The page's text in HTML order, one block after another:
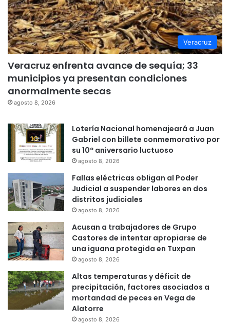
Veracruz
Veracruz enfrenta avance de sequía; 33
municipios ya presentan condiciones
anormalmente secas
agosto 8, 2026
Lotería Nacional homenajeará a Juan
Gabriel con billete conmemorativo por
su 10º aniversario luctuoso
agosto 8, 2026
Fallas eléctricas obligan al Poder
Judicial a suspender labores en dos
distritos judiciales
agosto 8, 2026
Acusan a trabajadores de Grupo
Castores de intentar apropiarse de
una iguana protegida en Tuxpan
agosto 8, 2026
Altas temperaturas y déficit de
precipitación, factores asociados a
mortandad de peces en Vega de
Alatorre
agosto 8, 2026